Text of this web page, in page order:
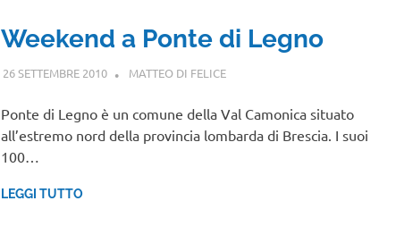
Weekend a Ponte di Legno
26 SETTEMBRE 2010 MATTEO DI FELICE
Ponte di Legno è un comune della Val Camonica situato
all’estremo nord della provincia lombarda di Brescia. I suoi
100…
LEGGI TUTTO